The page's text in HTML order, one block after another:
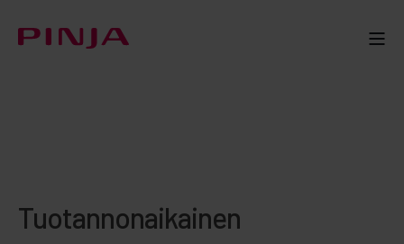
Tuotannonaikainen